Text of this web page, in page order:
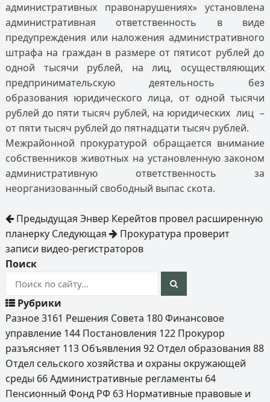
административных правонарушениях» установлена
административная ответственность в виде
предупреждения или наложения административного
штрафа на граждан в размере от пятисот рублей до
одной тысячи рублей, на лиц, осуществляющих
предпринимательскую деятельность без
образования юридического лица, от одной тысячи
рублей до пяти тысяч рублей, на юридических лиц –
от пяти тысяч рублей до пятнадцати тысяч рублей.
Межрайонной прокуратурой обращается внимание
собственников животных на установленную законом
административную ответственность за
неорганизованный свободный выпас скота.
Предыдущая Энвер Керейтов провел расширенную
планерку Следующая
Прокуратура проверит
записи видео-регистраторов
Поиск
Рубрики
Разное3161 Решения Совета 180Финансовое
управление 144 Постановления 122 Прокурор
разъясняет 113 Объявления 92 Отдел образования 88
Отдел сельского хозяйства и охраны окружающей
среды 66Административные регламенты 64
Пенсионный Фонд РФ 63 Нормативные правовые и